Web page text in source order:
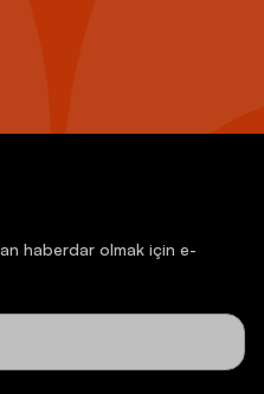
haberdar olmak için e-